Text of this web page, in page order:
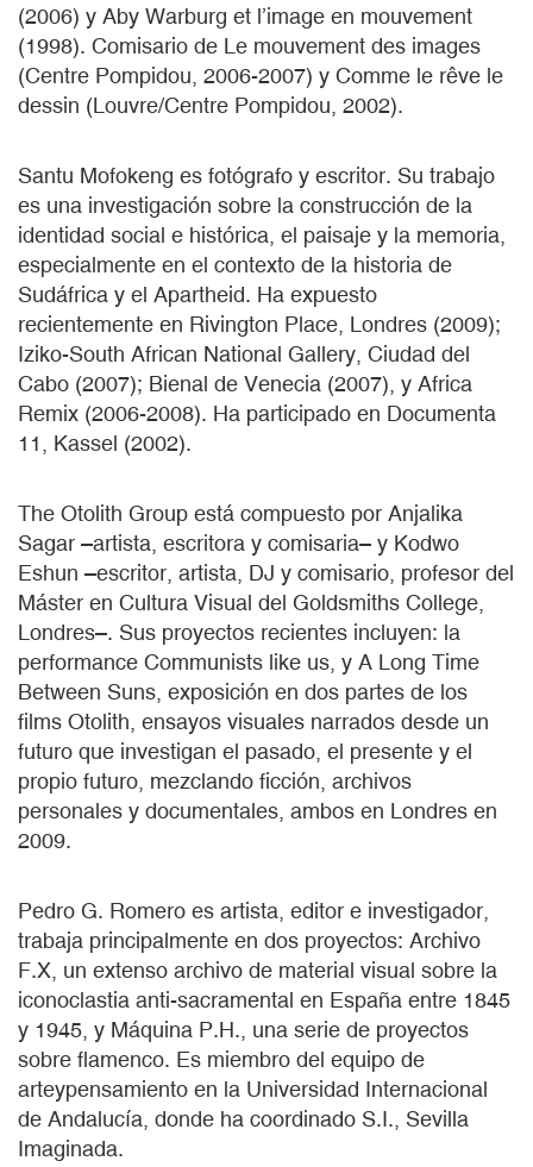
(2006) y Aby Warburg et l’image en mouvement
(1998). Comisario de Le mouvement des images
(Centre Pompidou, 2006-2007) y Comme le rêve le
dessin (Louvre/Centre Pompidou, 2002).
Santu Mofokeng es fotógrafo y escritor. Su trabajo
es una investigación sobre la construcción de la
identidad social e histórica, el paisaje y la memoria,
especialmente en el contexto de la historia de
Sudáfrica y el Apartheid. Ha expuesto
recientemente en Rivington Place, Londres (2009);
Iziko-South African National Gallery, Ciudad del
Cabo (2007); Bienal de Venecia (2007), y Africa
Remix (2006-2008). Ha participado en Documenta
11, Kassel (2002).
The Otolith Group está compuesto por Anjalika
Sagar –artista, escritora y comisaria– y Kodwo
Eshun –escritor, artista, DJ y comisario, profesor del
Máster en Cultura Visual del Goldsmiths College,
Londres–. Sus proyectos recientes incluyen: la
performance Communists like us, y A Long Time
Between Suns, exposición en dos partes de los
films Otolith, ensayos visuales narrados desde un
futuro que investigan el pasado, el presente y el
propio futuro, mezclando ficción, archivos
personales y documentales, ambos en Londres en
2009.
Pedro G. Romero es artista, editor e investigador,
trabaja principalmente en dos proyectos: Archivo
F.X, un extenso archivo de material visual sobre la
iconoclastia anti-sacramental en España entre 1845
y 1945, y Máquina P.H., una serie de proyectos
sobre flamenco. Es miembro del equipo de
arteypensamiento en la Universidad Internacional
de Andalucía, donde ha coordinado S.I., Sevilla
Imaginada.